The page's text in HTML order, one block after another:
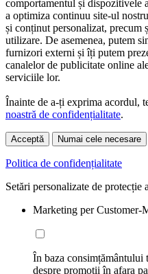
comportamentul și dispozitivele
a optimiza continuu site-ul
și conținut personalizat, precum
utilizare. De asemenea, putem
furnizori externi și îți putem
canalelor de publicitate online
serviciile lor.
Înainte de a-ți exprima acordul,
noastră de confidențialitate.
Acceptă Numai cele necesare
Politica de confidențialitate
Setări personalizate de protecție
Marketing per Customer-
În baza consimțământului
despre promoții în afara